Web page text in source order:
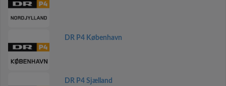
DR P4 København
DR P4 Sjælland